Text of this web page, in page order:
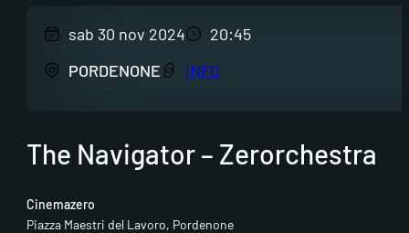
sab 30 nov 2024
20:45
PORDENONE
INFO
The Navigator – Zerorchestra
Cinemazero
Piazza Maestri del Lavoro, Pordenone